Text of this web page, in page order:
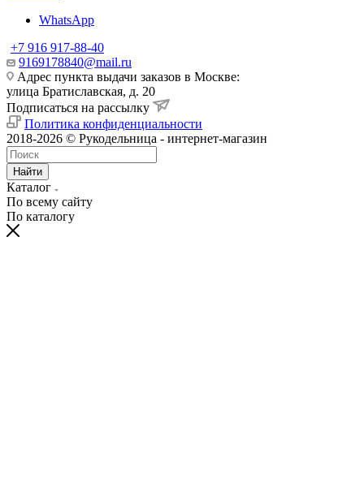
WhatsApp
+7 916 917-88-40
9169178840@mail.ru
Адрес пункта выдачи заказов в Москве:
улица Братиславская, д. 20
Подписаться на рассылку
Политика конфиденциальности
2018-2026 © Рукодельница - интернет-магазин
Найти
Каталог
По всему сайту
По каталогу